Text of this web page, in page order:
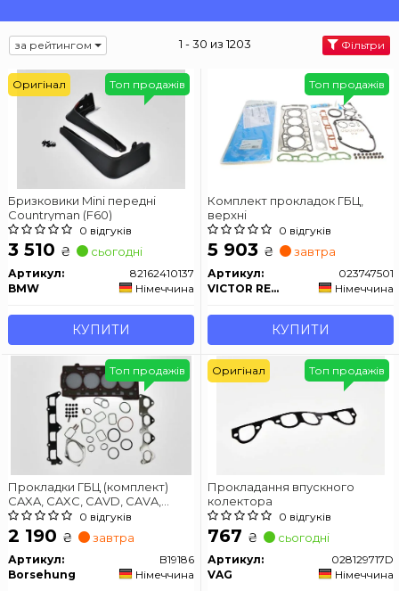
за рейтингом 1 - 30 из 1203 Фільтри
Бризковики Mini передні
Countryman (F60)
0 відгуків
3 510 ₴ сьогодні
Артикул:
82162410137
BMW
Німеччина
КУПИТИ
Топ продажів
Оригінал
Комплект прокладок ГБЦ,
верхні
0 відгуків
5 903 ₴ завтра
Артикул:
023747501
VICTOR REINZ
Німеччина
КУПИТИ
Топ продажів
Прокладки ГБЦ (комплект)
CAXA, CAXC, CAVD, CAVA,
CNWB 1.4L
0 відгуків
2 190 ₴ завтра
Артикул:
B19186
Borsehung
Німеччина
Топ продажів
Прокладання впускного
колектора
0 відгуків
767 ₴ сьогодні
Артикул:
028129717D
VAG
Німеччина
Топ продажів
Оригінал